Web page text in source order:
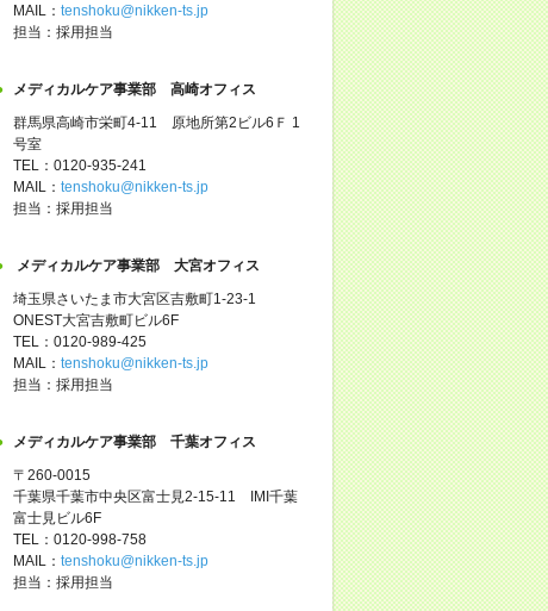
MAIL： tenshoku@nikken-ts.jp
担当：採用担当
メディカルケア事業部 高崎オフィス
群馬県高崎市栄町4-11 原地所第2ビル6Ｆ 1
号室
TEL：0120-935-241
MAIL： tenshoku@nikken-ts.jp
担当：採用担当
メディカルケア事業部 大宮オフィス
埼玉県さいたま市大宮区吉敷町1-23-1
ONEST大宮吉敷町ビル6F
TEL：0120-989-425
MAIL： tenshoku@nikken-ts.jp
担当：採用担当
メディカルケア事業部 千葉オフィス
〒260-0015
千葉県千葉市中央区富士見2-15-11 IMI千葉
富士見ビル6F
TEL：0120-998-758
MAIL： tenshoku@nikken-ts.jp
担当：採用担当